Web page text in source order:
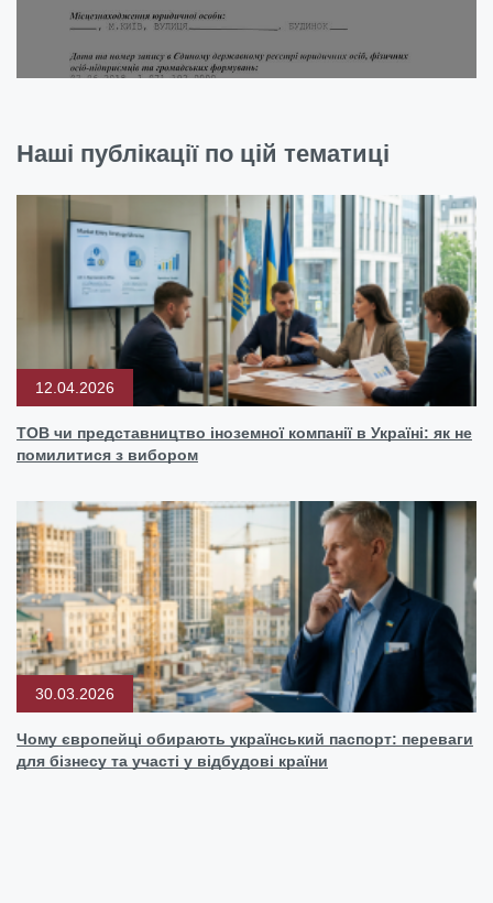
Наші публікації по цій тематиці
12.04.2026
ТОВ чи представництво іноземної компанії в Україні: як не
помилитися з вибором
30.03.2026
Чому європейці обирають український паспорт: переваги
для бізнесу та участі у відбудові країни